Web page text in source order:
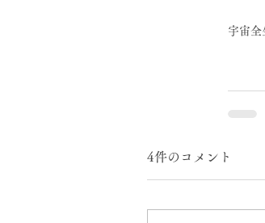
宇宙全
4件のコメント